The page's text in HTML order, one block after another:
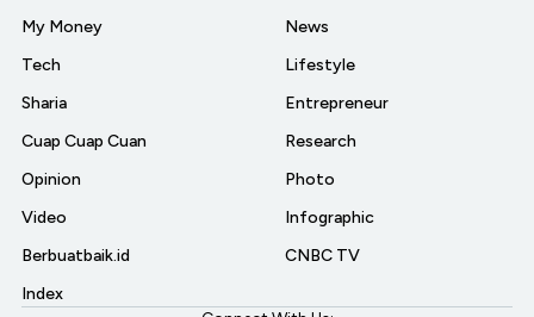
My Money
Tech
Sharia
Cuap Cuap Cuan
Opinion
Video
Berbuatbaik.id
Index
News
Lifestyle
Entrepreneur
Research
Photo
Infographic
CNBC TV